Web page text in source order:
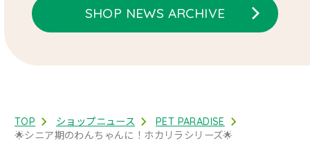
SHOP NEWS ARCHIVE
TOP ショップニュース
PET PARADISE
🌟シニア期のわんちゃんに！ホカリラシリーズ🌟